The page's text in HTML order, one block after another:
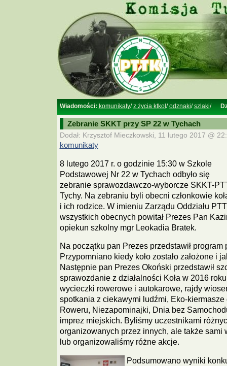
Wiadomości: komunikaty/z życia ktkol /odznaki/szlaki/
Zebranie SKKT przy SP 22 w Tychach
Dodał: Krzysztof Mieczkowski, 11 lutego 2017 @
komunikaty
8 lutego 2017 r. o godzinie 15:30 w Szkole
Podstawowej Nr 22 w Tychach odbyło się
zebranie sprawozdawczo-wyborcze SKKT-
Tychy. Na zebraniu byli obecni członkowie
i ich rodzice. W imieniu Zarządu Oddziału
wszystkich obecnych powitał Prezes Pan
opiekun szkolny mgr Leokadia Bratek.
Na początku pan Prezes przedstawił
Przypomniano kiedy koło zostało założone i
Następnie pan Prezes Okoński przedstawił
sprawozdanie z działalności Koła w 2016
wycieczki rowerowe i autokarowe, rajdy
spotkania z ciekawymi ludźmi, Eko-
Roweru, Niezapominajki, Dnia bez
imprez miejskich. Byliśmy uczestnikami
organizowanych przez innych, ale także sami
lub organizowaliśmy różne akcje.
Podsumowano wyniki